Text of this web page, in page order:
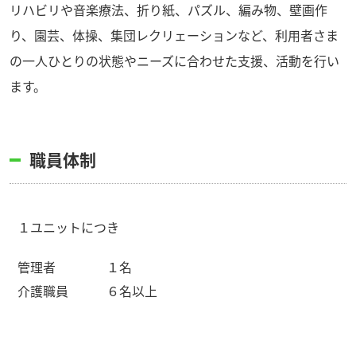
リハビリや音楽療法、折り紙、パズル、編み物、壁画作
り、園芸、体操、集団レクリェーションなど、利用者さま
の一人ひとりの状態やニーズに合わせた支援、活動を行い
ます。
職員体制
１ユニットにつき
管理者
介護職員
１名
６名以上